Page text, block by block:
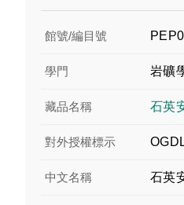
館號/編目號
學門 岩礦
藏品名稱 石英
對外授權標示
中文名稱 石英